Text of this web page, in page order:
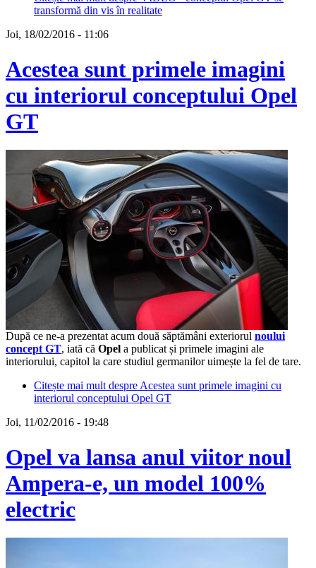
transformă din vis în realitate
Joi, 18/02/2016 - 11:06
Acestea sunt primele imagini
cu interiorul conceptului Opel
GT
După ce ne-a prezentat acum două săptămâni exteriorul noului
concept GT, iată că Opel a publicat și primele imagini ale
interiorului, capitol la care studiul germanilor uimește la fel de tare.
Citește mai mult despre Acestea sunt primele imagini cu
interiorul conceptului Opel GT
Joi, 11/02/2016 - 19:48
Opel va lansa anul viitor noul
Ampera-e, un model 100%
electric